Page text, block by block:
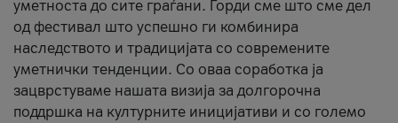
уметноста до сите граѓани. Горди сме што сме дел
од фестивал што успешно ги комбинира
наследството и традицијата со современите
уметнички тенденции. Со оваа соработка ја
зацврстуваме нашата визија за долгорочна
поддршка на културните иницијативи и со големо